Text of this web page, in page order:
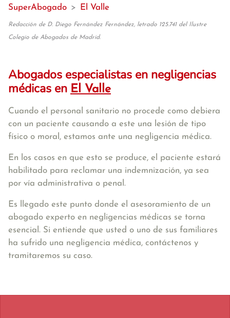
SuperAbogado > El Valle
Redacción de D. Diego Fernández Fernández, letrado 125.741 del Ilustre
Colegio de Abogados de Madrid.
Abogados especialistas en negligencias
médicas en El Valle
Cuando el personal sanitario no procede como debiera
con un paciente causando a este una lesión de tipo
físico o moral, estamos ante una negligencia médica.
En los casos en que esto se produce, el paciente estará
habilitado para reclamar una indemnización, ya sea
por vía administrativa o penal.
Es llegado este punto donde el asesoramiento de un
abogado experto en negligencias médicas se torna
esencial. Si entiende que usted o uno de sus familiares
ha sufrido una negligencia médica, contáctenos y
tramitaremos su caso.